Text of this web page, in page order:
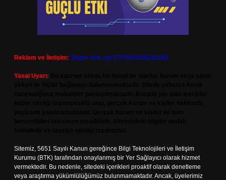
Reklam ve İletişim: Skype: live:.cid.575569c608265c69
Yasal Uyarı:
Sitemiz, 5651 Sayılı Kanun gereğince Bilgi Teknolojileri ve İletişim
Kurumu (BTK) tarafından onaylanmış bir Yer Sağlayıcı olarak hizmet
vermektedir. Bu nedenle, sitedeki içerikleri proaktif olarak denetleme
veya araştırma yükümlülüğümüz bulunmamaktadır. Ancak, üyelerimiz